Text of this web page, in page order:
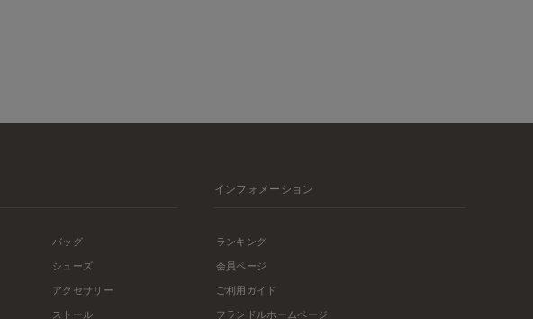
バッグ
シューズ
アクセサリー
ストール
インフォメーション
ランキング
会員ページ
ご利用ガイド
フランドルホームページ